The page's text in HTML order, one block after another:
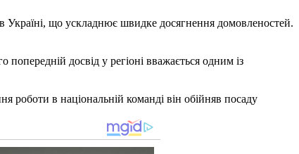
що ускладнює швидке досягнення домовленостей.
досвід у регіоні вважається одним із
роботи в національній команді він обійняв посаду